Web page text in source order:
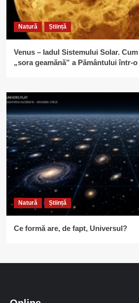
Natură Știință
Venus – Iadul Sistemului Solar.
„sora geamănă” a Pământului într-
Natură Știință
Ce formă are, de fapt, Universul?